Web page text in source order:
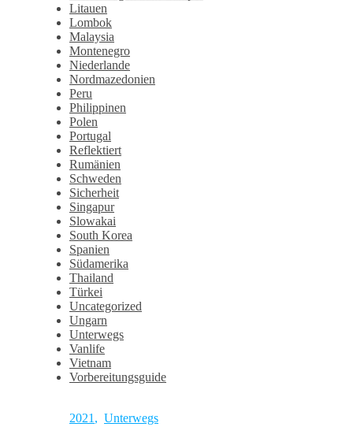
Litauen
Lombok
Malaysia
Montenegro
Niederlande
Nordmazedonien
Peru
Philippinen
Polen
Portugal
Reflektiert
Rumänien
Schweden
Sicherheit
Singapur
Slowakai
South Korea
Spanien
Südamerika
Thailand
Türkei
Uncategorized
Ungarn
Unterwegs
Vanlife
Vietnam
Vorbereitungsguide
2021 , Unterwegs